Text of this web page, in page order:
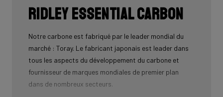
Ridley Essential Carbon
Notre carbone est fabriqué par le leader mondial du
marché : Toray. Le fabricant japonais est leader dans
tous les aspects du développement du carbone et
fournisseur de marques mondiales de premier plan
dans de nombreux secteurs.